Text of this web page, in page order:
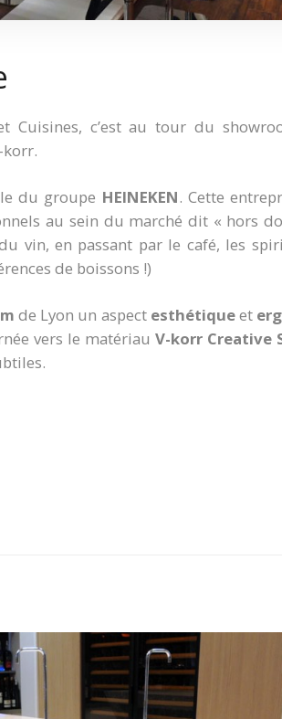
Cuisines, c’est au tour du
korr.
du groupe HEINEKEN. Cette
au sein du marché dit « hors
vin, en passant par le café, les
de boissons !)
de Lyon un aspect esthétiqueet
vers le matériauV-korr Creative